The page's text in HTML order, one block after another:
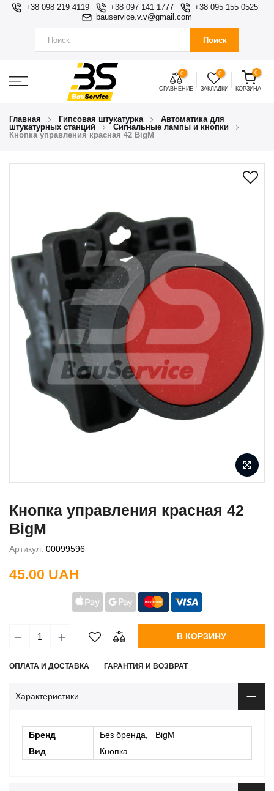
+38 098 219 4119 +38 097 141 1777
+38 095 155 0525
bauservice.v.v@gmail.com
Поиск
0
СРАВНЕНИЕ
0
ЗАКЛАДКИ
0
КОРЗИНА
Главная Гипсовая штукатурка
Автоматика для
штукатурных станций
Сигнальные лампы и кнопки
Кнопка управления красная 42 BigM
Кнопка управления красная 42
BigM
Артикул: 00099596
45.00 UAH
В КОРЗИНУ
ОПЛАТА И ДОСТАВКА ГАРАНТИЯ И ВОЗВРАТ
Характеристики
Бренд
Без бренда, BigM
Вид
Кнопка